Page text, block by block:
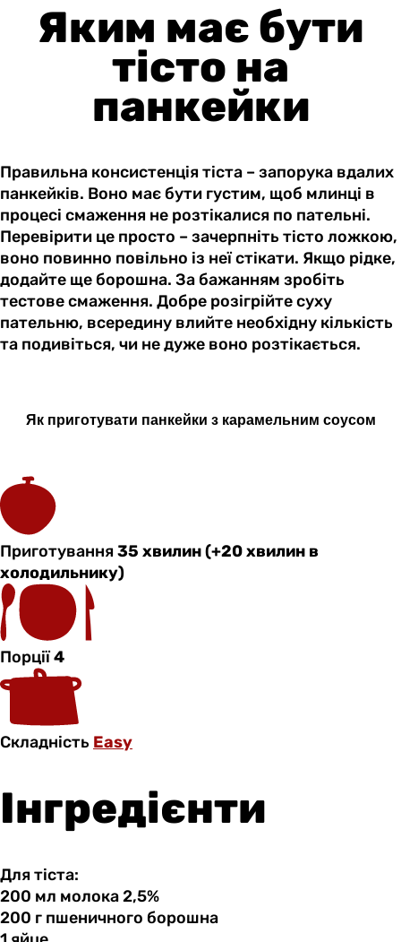
Яким має бути
тісто на
панкейки
Правильна консистенція тіста – запорука вдалих
панкейків. Воно має бути густим, щоб млинці в
процесі смаження не розтікалися по пательні.
Перевірити це просто – зачерпніть тісто ложкою,
воно повинно повільно із неї стікати. Якщо рідке,
додайте ще борошна. За бажанням зробіть
тестове смаження. Добре розігрійте суху
пательню, всередину влийте необхідну кількість
та подивіться, чи не дуже воно розтікається.
Як приготувати панкейки з карамельним соусом
Приготування35 хвилин (+20 хвилин в
холодильнику)
Порції4
Складність Easy
Інгредієнти
Для тіста:
200 мл молока2,5%
200 г пшеничного борошна